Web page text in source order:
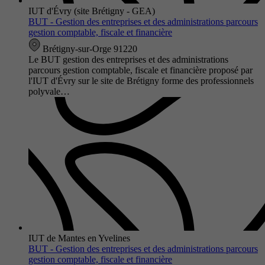
IUT d'Évry (site Brétigny - GEA)
BUT - Gestion des entreprises et des administrations parcours
gestion comptable, fiscale et financière
Brétigny-sur-Orge 91220
Le BUT gestion des entreprises et des administrations
parcours gestion comptable, fiscale et financière proposé par
l'IUT d'Évry sur le site de Brétigny forme des professionnels
polyvale…
IUT de Mantes en Yvelines
BUT - Gestion des entreprises et des administrations parcours
gestion comptable, fiscale et financière